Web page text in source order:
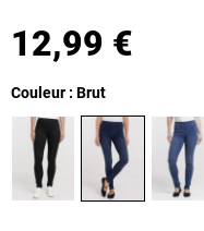
12,99 €
Couleur : Brut